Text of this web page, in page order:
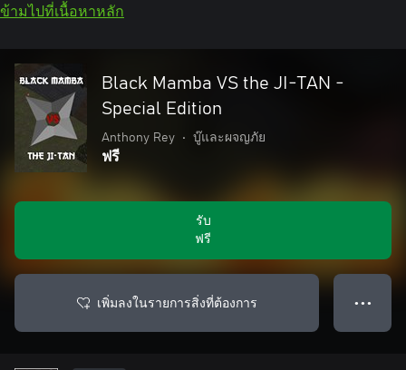
ข้ามไปที่เนื้อหาหลัก
Black Mamba VS the JI-TAN -
Special Edition
Anthony Rey • บู๊และผจญภัย
ฟรี
รับ
ฟรี
เพิ่มลงในรายการสิ่งที่ต้องการ ● ● ●